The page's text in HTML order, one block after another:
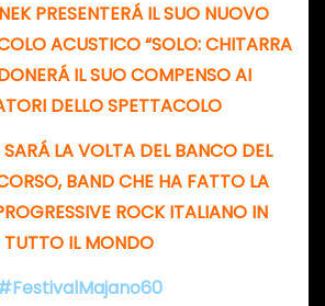
PRESENTERÁ IL SUO NUOVO
ACUSTICO “SOLO: CHITARRA
IL SUO COMPENSO AI
DELLO SPETTACOLO
LA VOLTA DEL BANCO DEL
BAND CHE HA FATTO LA
ROCK ITALIANO IN
TUTTO IL MONDO